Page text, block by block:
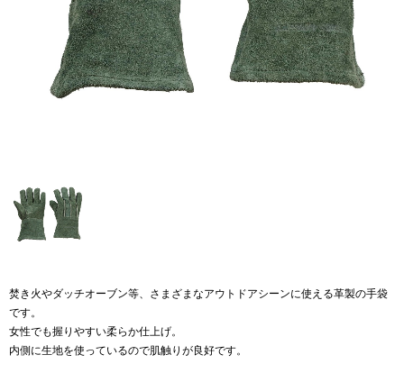
焚き火やダッチオーブン等、さまざまなアウトドアシーンに使える革製の手袋
です。
女性でも握りやすい柔らか仕上げ。
内側に生地を使っているので肌触りが良好です。